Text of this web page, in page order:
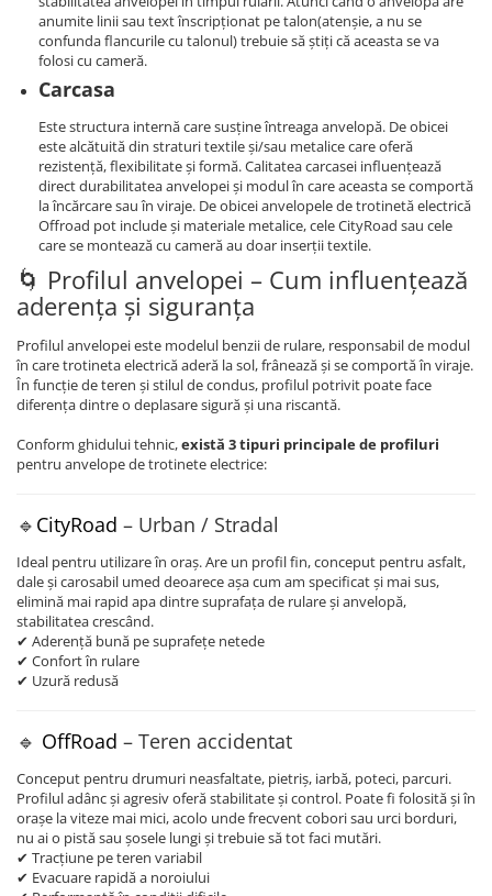
anumite linii sau text înscripționat pe talon(atenșie, a nu se
confunda flancurile cu talonul) trebuie să știți că aceasta se va
folosi cu cameră.
Carcasa
Este structura internă care susține întreaga anvelopă. De obicei
este alcătuită din straturi textile și/sau metalice care oferă
rezistență, flexibilitate și formă. Calitatea carcasei influențează
direct durabilitatea anvelopei și modul în care aceasta se comportă
la încărcare sau în viraje. De obicei anvelopele de trotinetă electrică
Offroad pot include și materiale metalice, cele CityRoad sau cele
care se montează cu cameră au doar inserții textile.
🌀 Profilul anvelopei – Cum influențează
aderența și siguranța
Profilul anvelopei este modelul benzii de rulare, responsabil de modul
în care trotineta electrică aderă la sol, frânează și se comportă în viraje.
În funcție de teren și stilul de condus, profilul potrivit poate face
diferența dintre o deplasare sigură și una riscantă.
Conform ghidului tehnic,există 3 tipuri principale de profiluri
pentru anvelope de trotinete electrice:
🔹 CityRoad – Urban / Stradal
Ideal pentru utilizare în oraș. Are un profil fin, conceput pentru asfalt,
dale și carosabil umed deoarece așa cum am specificat și mai sus,
elimină mai rapid apa dintre suprafața de rulare și anvelopă,
stabilitatea crescând.
✔ Aderență bună pe suprafețe netede
✔ Confort în rulare
✔ Uzură redusă
🔹 OffRoad – Teren accidentat
Conceput pentru drumuri neasfaltate, pietriș, iarbă, poteci, parcuri.
Profilul adânc și agresiv oferă stabilitate și control. Poate fi folosită și în
orașe la viteze mai mici, acolo unde frecvent cobori sau urci borduri,
nu ai o pistă sau șosele lungi și trebuie să tot faci mutări.
✔ Tracțiune pe teren variabil
✔ Evacuare rapidă a noroiului